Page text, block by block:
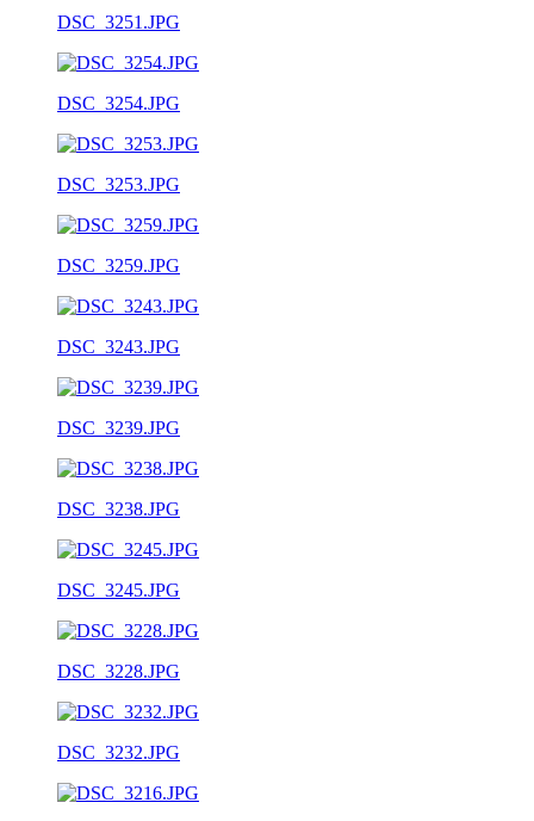
DSC_3251.JPG
DSC_3254.JPG
DSC_3253.JPG
DSC_3259.JPG
DSC_3243.JPG
DSC_3239.JPG
DSC_3238.JPG
DSC_3245.JPG
DSC_3228.JPG
DSC_3232.JPG